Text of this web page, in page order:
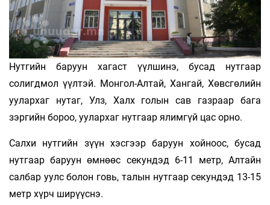
Нутгийн баруун хагаст үүлшинэ, бусад нутгаар
солигдмол үүлтэй. Монгол-Алтай, Хангай, Хөвсгөлийн
уулархаг нутаг, Улз, Халх голын сав газраар бага
зэргийн бороо, уулархаг нутгаар ялимгүй цас орно.
Салхи нутгийн зүүн хэсгээр баруун хойноос, бусад
нутгаар баруун өмнөөс секундэд 6-11 метр, Алтайн
салбар уулс болон говь, талын нутгаар секундэд 13-15
метр хүрч ширүүснэ.